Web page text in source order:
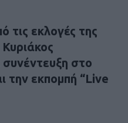
τις εκλογές της
Κυριάκος
στο
την εκπομπή “Live